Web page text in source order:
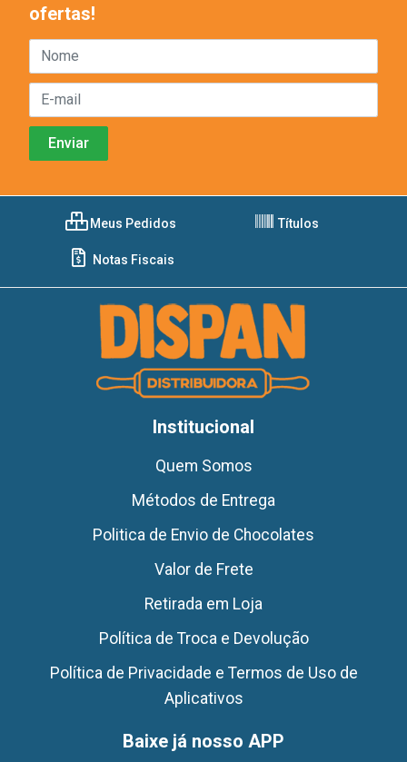
ofertas!
Meus Pedidos Títulos
Notas Fiscais
Institucional
Quem Somos
Métodos de Entrega
Politica de Envio de Chocolates
Valor de Frete
Retirada em Loja
Política de Troca e Devolução
Política de Privacidade e Termos de Uso de
Aplicativos
Baixe já nosso APP